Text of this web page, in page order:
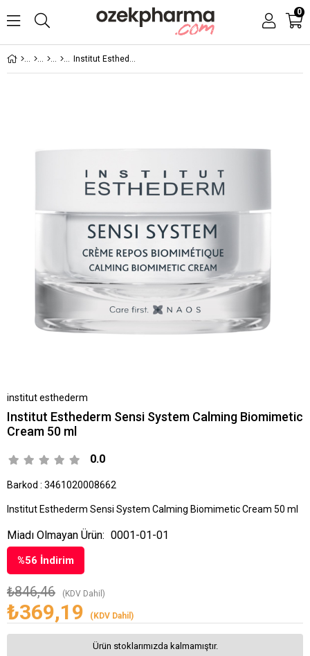
0
Institut Esthederm Sensi System Calming Biomimetic Cream 50 ml
institut esthederm
Institut Esthederm Sensi System Calming Biomimetic
Cream 50 ml
0.0
Barkod : 3461020008662
Institut Esthederm Sensi System Calming Biomimetic Cream 50 ml
%56 İndirim
₺846,46 (KDV Dahil)
₺369,19 (KDV Dahil)
Miadı Olmayan Ürün: 0001-01-01
Ürün stoklarımızda kalmamıştır.